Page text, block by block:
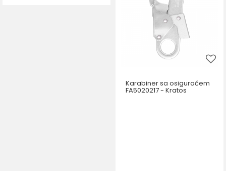
Karabiner sa osiguračem
FA5020217 - Kratos